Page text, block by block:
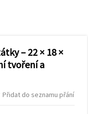
– 22 × 18 ×
tvoření a
Přidat do seznamu přání